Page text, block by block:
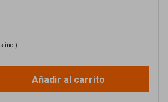
inc.)
Añadir al carrito